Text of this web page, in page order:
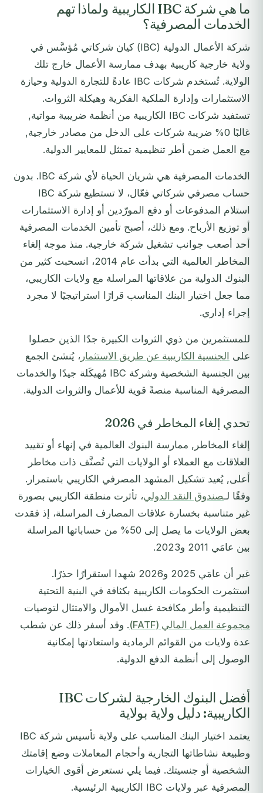
ما هي شركة IBC الكاريبية ولماذا تهم
الخدمات المصرفية؟
شركة الأعمال الدولية (IBC) كيان شركاتي مُؤسَّس في
ولاية خارجية كاريبية بهدف ممارسة الأعمال خارج تلك
الولاية. تُستخدم شركات IBC عادةً للتجارة الدولية وحيازة
الاستثمارات وإدارة الملكية الفكرية وهيكلة الثروات.
تستفيد شركات IBC الكاريبية من أنظمة ضريبية مواتية,
غالبًا 0% ضريبة شركات على الدخل من مصادر خارجية,
مع العمل ضمن أطر تنظيمية تمتثل للمعايير الدولية.
الخدمات المصرفية هي شريان الحياة لأي شركة IBC. بدون
حساب مصرفي شركاتي فعّال، لا تستطيع شركة IBC
استلام المدفوعات أو دفع المورّدين أو إدارة الاستثمارات
أو توزيع الأرباح. ومع ذلك، أصبح تأمين الخدمات المصرفية
أحد أصعب جوانب تشغيل شركة خارجية. منذ موجة إلغاء
المخاطر العالمية التي بدأت عام 2014، انسحبت كثير من
البنوك الدولية من علاقاتها المراسلة مع ولايات الكاريبي،
مما جعل اختيار البنك المناسب قرارًا استراتيجيًا لا مجرد
إجراء إداري.
للمستثمرين من ذوي الثروات الكبيرة جدًا الذين حصلوا
على الجنسية الكاريبية عن طريق الاستثمار ، يُنشئ الجمع
بين الجنسية الشخصية وشركة IBC مُهيكَلة جيدًا والخدمات
المصرفية المناسبة منصةً قوية للأعمال والثروات الدولية.
تحدي إلغاء المخاطر في 2026
إلغاء المخاطر, ممارسة البنوك العالمية في إنهاء أو تقييد
العلاقات مع العملاء أو الولايات التي تُصنَّف ذات مخاطر
أعلى, يُعيد تشكيل المشهد المصرفي الكاريبي باستمرار.
وفقًا لـصندوق النقد الدولي، تأثرت منطقة الكاريبي بصورة
غير متناسبة بخسارة علاقات المصارف المراسلة، إذ فقدت
بعض الولايات ما يصل إلى 50% من حساباتها المراسلة
بين عامَي 2011 و2023.
غير أن عامَي 2025 و2026 شهدا استقرارًا حذرًا.
استثمرت الحكومات الكاريبية بكثافة في البنية التحتية
التنظيمية وأطر مكافحة غسل الأموال والامتثال لتوصيات
مجموعة العمل المالي (FATF)
. وقد أسفر ذلك عن شطب
عدة ولايات من القوائم الرمادية واستعادتها إمكانية
الوصول إلى أنظمة الدفع الدولية.
أفضل البنوك الخارجية لشركات IBC
الكاريبية: دليل ولاية بولاية
يعتمد اختيار البنك المناسب على ولاية تأسيس شركة IBC
وطبيعة نشاطاتها التجارية وأحجام المعاملات وضع إقامتك
الشخصية أو جنسيتك. فيما يلي نستعرض أقوى الخيارات
المصرفية عبر ولايات IBC الكاريبية الرئيسية.